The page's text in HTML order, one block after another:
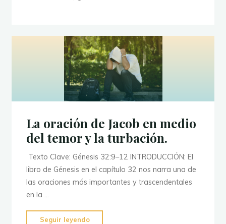
La oración de Jacob en medio
del temor y la turbación.
Texto Clave: Génesis 32:9–12 INTRODUCCIÓN: El
libro de Génesis en el capítulo 32 nos narra una de
las oraciones más importantes y trascendentales
en la …
Seguir leyendo